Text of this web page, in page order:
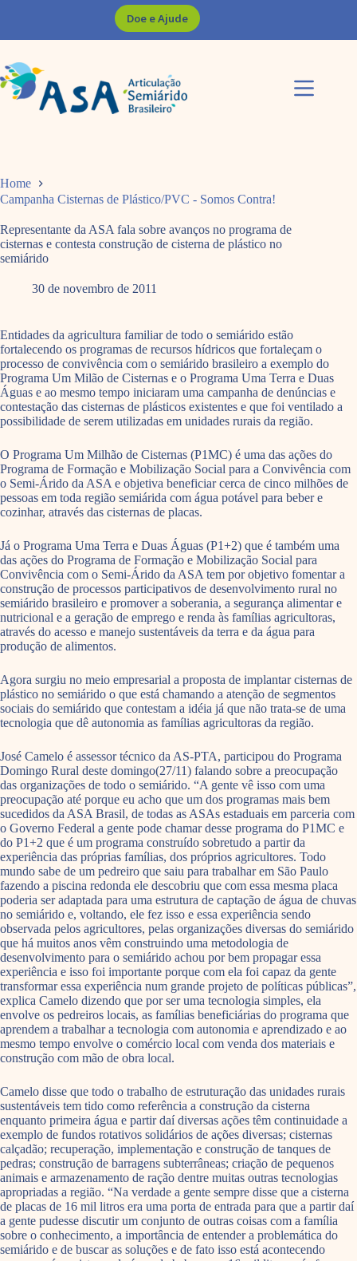
Doe e Ajude
Home
Campanha Cisternas de Plástico/PVC - Somos Contra!
Representante da ASA fala sobre avanços no programa de
cisternas e contesta construção de cisterna de plástico no
semiárido
30 de novembro de 2011
Entidades da agricultura familiar de todo o semiárido estão
fortalecendo os programas de recursos hídricos que fortaleçam o
processo de convivência com o semiárido brasileiro a exemplo do
Programa Um Milão de Cisternas e o Programa Uma Terra e Duas
Águas e ao mesmo tempo iniciaram uma campanha de denúncias e
contestação das cisternas de plásticos existentes e que foi ventilado a
possibilidade de serem utilizadas em unidades rurais da região.
O Programa Um Milhão de Cisternas (P1MC) é uma das ações do
Programa de Formação e Mobilização Social para a Convivência com
o Semi-Árido da ASA e objetiva beneficiar cerca de cinco milhões de
pessoas em toda região semiárida com água potável para beber e
cozinhar, através das cisternas de placas.
Já o Programa Uma Terra e Duas Águas (P1+2) que é também uma
das ações do Programa de Formação e Mobilização Social para
Convivência com o Semi-Árido da ASA tem por objetivo fomentar a
construção de processos participativos de desenvolvimento rural no
semiárido brasileiro e promover a soberania, a segurança alimentar e
nutricional e a geração de emprego e renda às famílias agricultoras,
através do acesso e manejo sustentáveis da terra e da água para
produção de alimentos.
Agora surgiu no meio empresarial a proposta de implantar cisternas de
plástico no semiárido o que está chamando a atenção de segmentos
sociais do semiárido que contestam a idéia já que não trata-se de uma
tecnologia que dê autonomia as famílias agricultoras da região.
José Camelo é assessor técnico da AS-PTA, participou do Programa
Domingo Rural deste domingo(27/11) falando sobre a preocupação
das organizações de todo o semiárido. “A gente vê isso com uma
preocupação até porque eu acho que um dos programas mais bem
sucedidos da ASA Brasil, de todas as ASAs estaduais em parceria com
o Governo Federal a gente pode chamar desse programa do P1MC e
do P1+2 que é um programa construído sobretudo a partir da
experiência das próprias famílias, dos próprios agricultores. Todo
mundo sabe de um pedreiro que saiu para trabalhar em São Paulo
fazendo a piscina redonda ele descobriu que com essa mesma placa
poderia ser adaptada para uma estrutura de captação de água de chuvas
no semiárido e, voltando, ele fez isso e essa experiência sendo
observada pelos agricultores, pelas organizações diversas do semiárido
que há muitos anos vêm construindo uma metodologia de
desenvolvimento para o semiárido achou por bem propagar essa
experiência e isso foi importante porque com ela foi capaz da gente
transformar essa experiência num grande projeto de políticas públicas”,
explica Camelo dizendo que por ser uma tecnologia simples, ela
envolve os pedreiros locais, as famílias beneficiárias do programa que
aprendem a trabalhar a tecnologia com autonomia e aprendizado e ao
mesmo tempo envolve o comércio local com venda dos materiais e
construção com mão de obra local.
Camelo disse que todo o trabalho de estruturação das unidades rurais
sustentáveis tem tido como referência a construção da cisterna
enquanto primeira água e partir daí diversas ações têm continuidade a
exemplo de fundos rotativos solidários de ações diversas; cisternas
calçadão; recuperação, implementação e construção de tanques de
pedras; construção de barragens subterrâneas; criação de pequenos
animais e armazenamento de ração dentre muitas outras tecnologias
apropriadas a região. “Na verdade a gente sempre disse que a cisterna
de placas de 16 mil litros era uma porta de entrada para que a partir daí
a gente pudesse discutir um conjunto de outras coisas com a família
sobre o conhecimento, a importância de entender a problemática do
semiárido e de buscar as soluções e de fato isso está acontecendo